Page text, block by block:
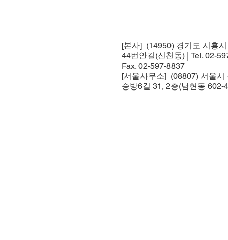
[본사] (14950) 경기도 시흥
44번안길(신천동) | Tel. 02-
Fax. 02-597-8837
[서울사무소] (08807) 서울시
승방6길 31, 2층(남현동 602-